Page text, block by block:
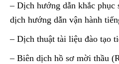
– Dịch hướng dẫn khắc phục
dịch hướng dẫn vận hành
– Dịch thuật tài liệu đào tạo
– Biên dịch hồ sơ mời thầu